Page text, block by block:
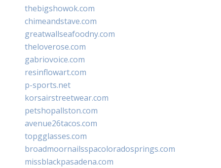
thebigshowok.com
chimeandstave.com
greatwallseafoodny.com
theloverose.com
gabriovoice.com
resinflowart.com
p-sports.net
korsairstreetwear.com
petshopallston.com
avenue26tacos.com
topgglasses.com
broadmoornailsspacoloradosprings.com
missblackpasadena.com